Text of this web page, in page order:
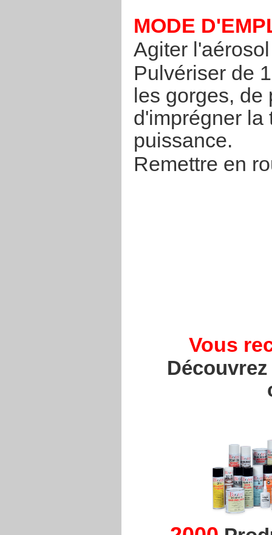
MODE
Agiter
Pulvériser de
les gorges, de
d'imprégner la
puissance.
Remettre en
Vous